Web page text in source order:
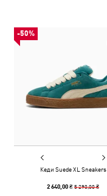
-50%
Кеди Suede XL Sneakers
2 640,00 ₴5 290,00 ₴